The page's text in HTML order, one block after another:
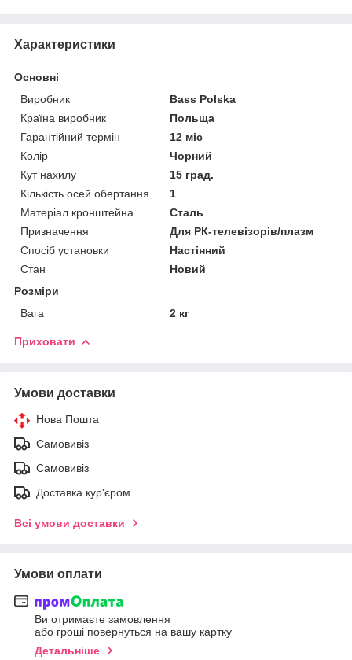
Характеристики
Основні
Виробник
Bass Polska
Країна виробник
Польща
Гарантійний термін
12 міс
Колір
Чорний
Кут нахилу
15 град.
Кількість осей обертання
1
Матеріал кронштейна
Сталь
Призначення
Для РК-телевізорів/плазм
Спосіб установки
Настінний
Стан
Новий
Розміри
Вага
2 кг
Приховати
Умови доставки
Нова Пошта
Самовивіз
Самовивіз
Доставка кур'єром
Всі умови доставки
Умови оплати
Ви отримаєте замовлення
або гроші повернуться на вашу картку
Детальніше